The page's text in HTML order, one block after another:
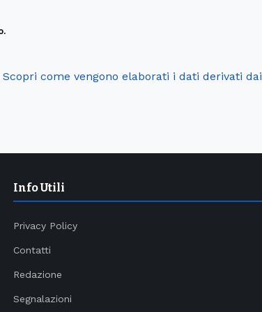
Scopri come vengono elaborati i dati derivati dai
Info Utili
Privacy Policy
Contatti
Redazione
Segnalazioni